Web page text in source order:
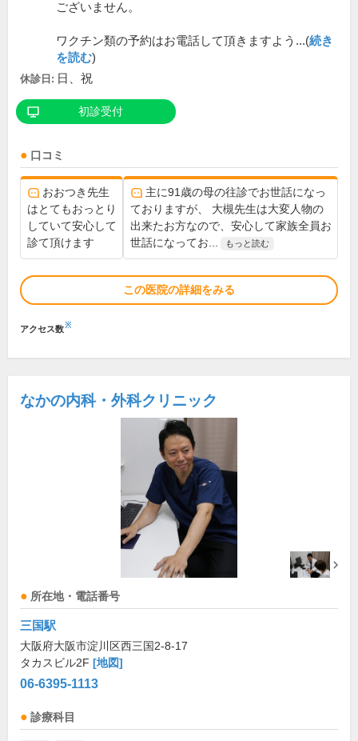
ございません。
ワクチン類の予約はお電話して頂きますよう...(続き
を読む)
休診日: 日、祝
初診受付
口コミ
おおつき先生
はとてもおっとり
していて安心して
診て頂けます
主に91歳の母の往診でお世話になっ
ておりますが、 大槻先生は大変人物の
出来たお方なので、安心して家族全員お
世話になってお...
もっと読む
この医院の詳細をみる
アクセス数※
なかの内科・外科クリニック
所在地・電話番号
三国駅
大阪府大阪市淀川区西三国2-8-17
タカスビル2F [地図]
06-6395-1113
診療科目